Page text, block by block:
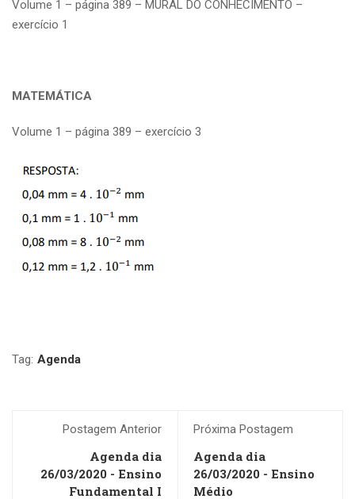
Volume 1 – página 389 – MURAL DO CONHECIMENTO –
exercício 1
MATEMÁTICA
Volume 1 – página 389 – exercício 3
Tag: Agenda
Postagem Anterior
Agenda dia
26/03/2020 - Ensino
Fundamental I
Próxima Postagem
Agenda dia
26/03/2020 - Ensino
Médio